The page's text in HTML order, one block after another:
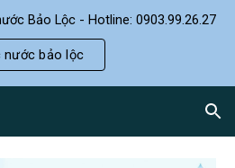
Bảo Lộc - Hotline: 0903.99.26.27
nước bảo lộc